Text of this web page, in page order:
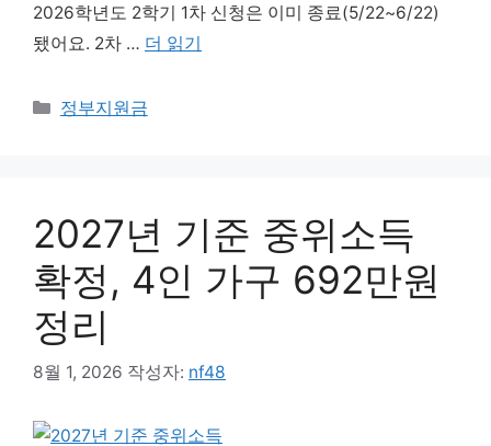
2026학년도 2학기 1차 신청은 이미 종료(5/22~6/22)
됐어요. 2차 … 더 읽기
카테고리
정부지원금
2027년 기준 중위소득
확정, 4인 가구 692만원
정리
8월 1, 2026 작성자: nf48